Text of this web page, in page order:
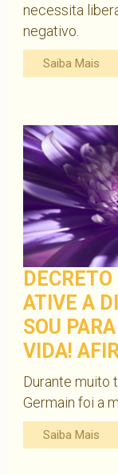
necessita
negativo.
Saiba Mais
ATIVE A
SOU
VIDA!
Durante muito
Germain foi a
Saiba Mais